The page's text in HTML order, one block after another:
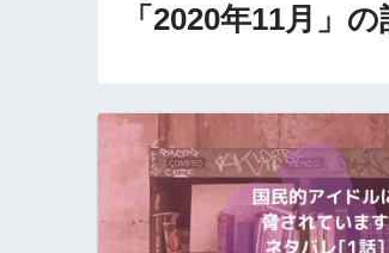
「2020年11月」